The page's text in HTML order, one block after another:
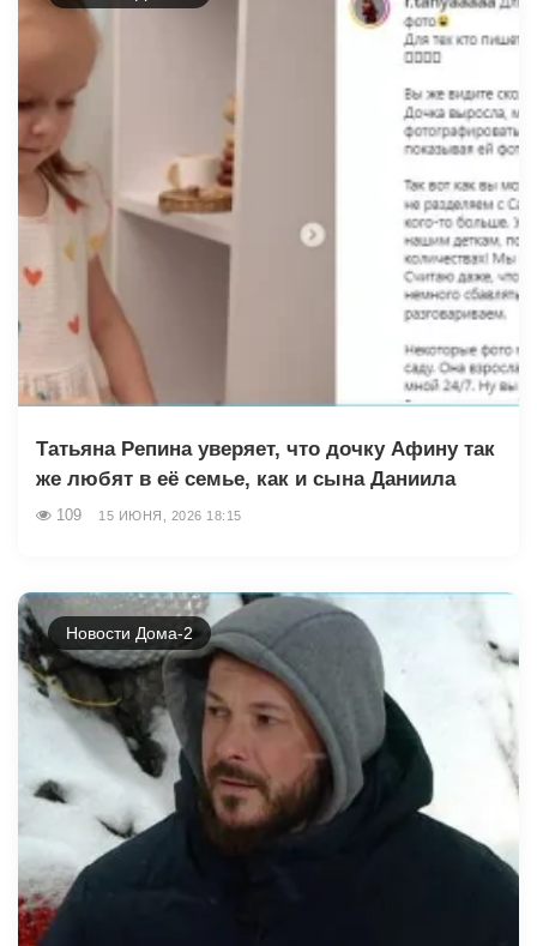
Татьяна Репина уверяет, что дочку Афину так
же любят в её семье, как и сына Даниила
109 15 ИЮНЯ, 2026 18:15
Новости Дома-2